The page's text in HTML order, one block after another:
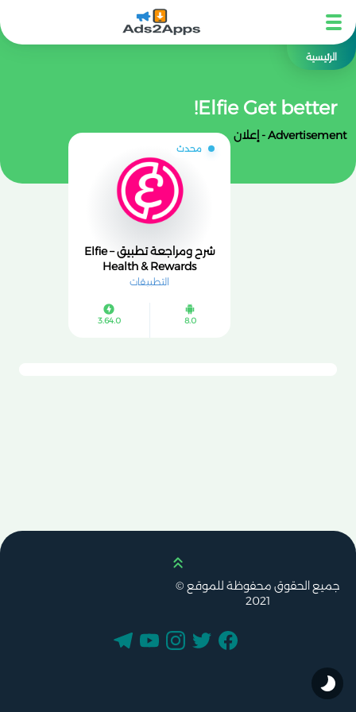
الرئيسية
Elfie Get better!
Advertisement - إعلان
محدث
شرح ومراجعة تطبيق Elfie –
Health & Rewards
التطبيقات
8.0
3.64.0
Scroll up
جميع الحقوق محفوظة للموقع ©
2021